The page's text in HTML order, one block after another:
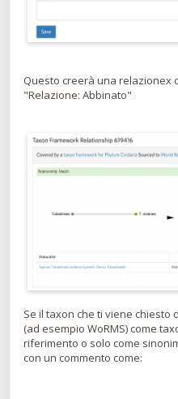
Questo creerà una relazionex
"Relazione: Abbinato"
Se il taxon che ti viene
(ad esempio WoRMS) come
riferimento o solo come
con un commento come: